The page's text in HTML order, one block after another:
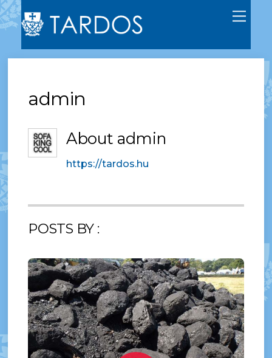
M
e
admin
About admin
https://tardos.hu
POSTS BY :